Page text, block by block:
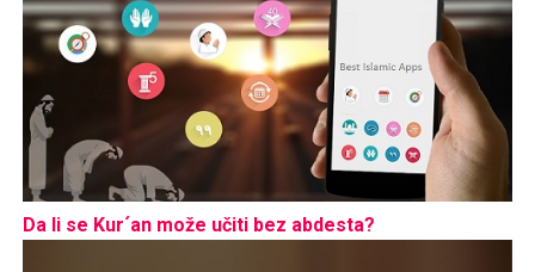
Da li se Kur´an može učiti bez abdesta?